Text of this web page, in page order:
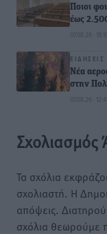
Ποιοι
έως
07.08.26 · 18:10
ΕΙΔΉΣΕΙΣ
Νέα
στην
07.08.26 ·
Σχολιασμός
Τα σχόλια
σχολιαστή. Η
απόψεις.
σχόλια θεωρούμε